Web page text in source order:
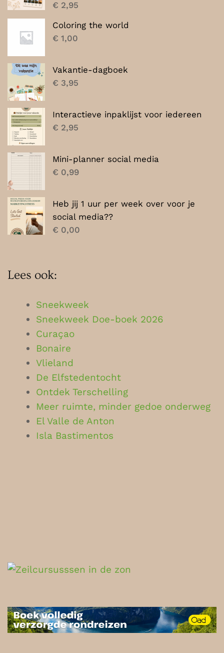
€ 2,95
Coloring the world
€ 1,00
Vakantie-dagboek
€ 3,95
Interactieve inpaklijst voor iedereen
€ 2,95
Mini-planner social media
€ 0,99
Heb jij 1 uur per week over voor je
social media??
€ 0,00
Lees ook:
Sneekweek
Sneekweek Doe-boek 2026
Curaçao
Bonaire
Vlieland
De Elfstedentocht
Ontdek Terschelling
Meer ruimte, minder gedoe onderweg
El Valle de Anton
Isla Bastimentos